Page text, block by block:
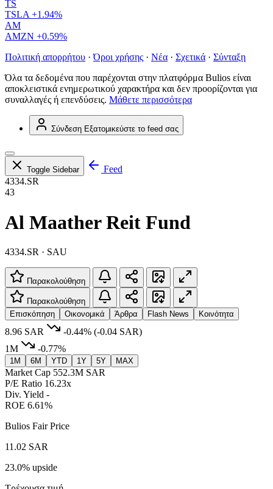
TS
TSLA +1.94%
AM
AMZN +0.59%
Πολιτική απορρήτου · Όροι χρήσης · Νέα · Σχετικά · Σύνταξη
Όλα τα δεδομένα που παρέχονται στην πλατφόρμα Bulios είναι
αποκλειστικά ενημερωτικού χαρακτήρα και δεν προορίζονται για
συναλλαγές ή επενδύσεις. Μάθετε περισσότερα
Σύνδεση Εξατομικεύστε το feed σας
Toggle Sidebar
Feed
4334.SR
43
Al Maather Reit Fund
4334.SR · SAU
Παρακολούθηση
Παρακολούθηση
Επισκόπηση
Οικονομικά Άρθρα Flash News Κοινότητα
8.96 SAR -0.44% (-0.04 SAR)
1M
-0.77%
1M 6M YTD 1Y 5Y MAX
Market Cap 552.3M SAR
P/E Ratio 16.23x
Div. Yield -
ROE 6.61%
Bulios Fair Price
11.02 SAR
23.0% upside